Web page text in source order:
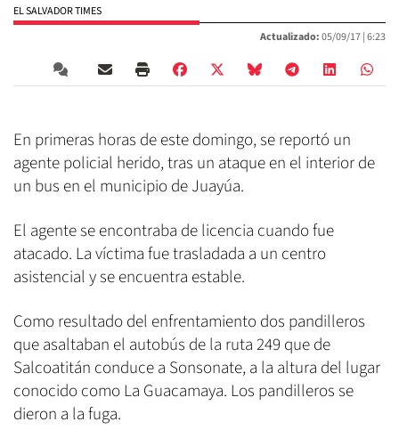
EL SALVADOR TIMES
Actualizado:05/09/17 |6:23
En primeras horas de este domingo, se reportó un
agente policial herido, tras un ataque en el interior de
un bus en el municipio de Juayúa.
El agente se encontraba de licencia cuando fue
atacado. La víctima fue trasladada a un centro
asistencial y se encuentra estable.
Como resultado del enfrentamiento dos pandilleros
que asaltaban el autobús de la ruta 249 que de
Salcoatitán conduce a Sonsonate, a la altura del lugar
conocido como La Guacamaya. Los pandilleros se
dieron a la fuga.